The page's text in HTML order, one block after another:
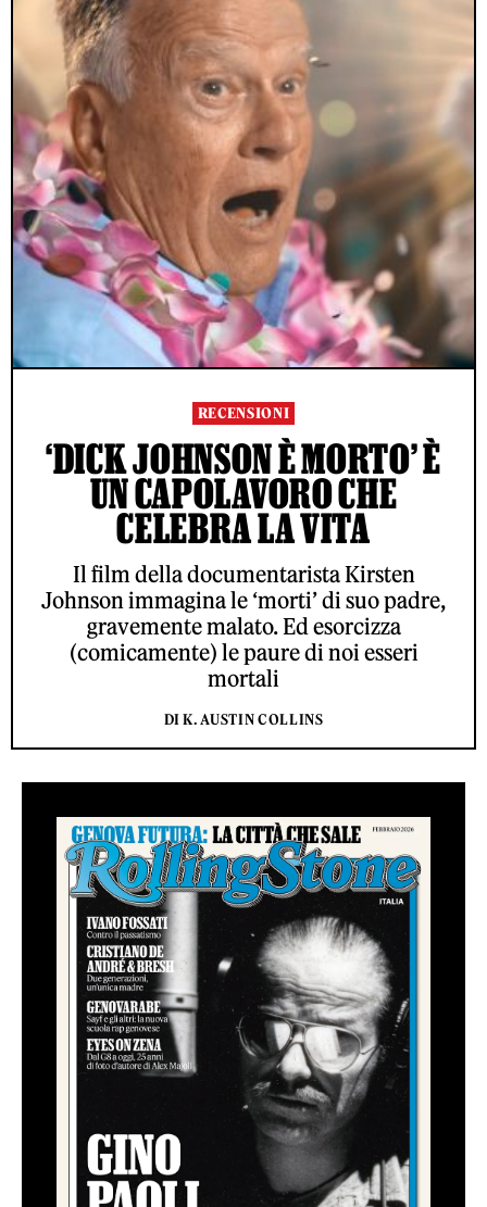
RECENSIONI
‘DICK JOHNSON È MORTO’ È
UN CAPOLAVORO CHE
CELEBRA LA VITA
Il film della documentarista Kirsten
Johnson immagina le ‘morti’ di suo padre,
gravemente malato. Ed esorcizza
(comicamente) le paure di noi esseri
mortali
DI K. AUSTIN COLLINS